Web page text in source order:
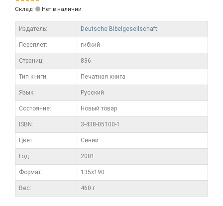
Склад: Нет в наличии
Издатель: Deutsche Bibelgesellschaft
Переплет: гибкий
Cтраниц: 836
Тип книги: Печатная книга
Язык: Русский
Состояние: Новый товар
ISBN: 3-438-05100-1
Цвет: Синий
Год: 2001
Формат: 135x190
Вес: 460 г